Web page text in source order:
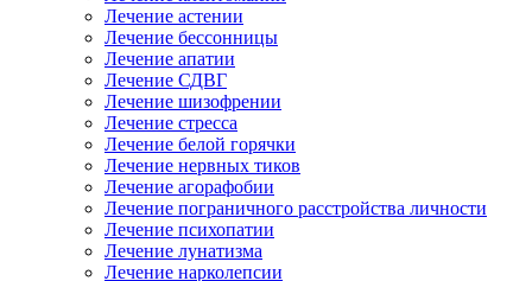
Лечение астении
Лечение бессонницы
Лечение апатии
Лечение СДВГ
Лечение шизофрении
Лечение стресса
Лечение белой горячки
Лечение нервных тиков
Лечение агорафобии
Лечение пограничного расстройства личности
Лечение психопатии
Лечение лунатизма
Лечение нарколепсии